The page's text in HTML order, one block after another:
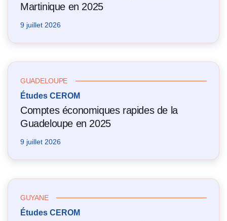
Martinique en 2025
9 juillet 2026
GUADELOUPE
Études CEROM
Comptes économiques rapides de la
Guadeloupe en 2025
9 juillet 2026
GUYANE
Études CEROM